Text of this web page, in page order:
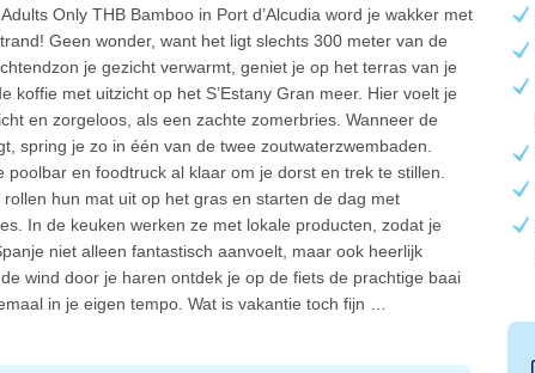
Only THB Bamboo in Port d’Alcudia word je wakker met
Geen wonder, want het ligt slechts 300 meter van de
je gezicht verwarmt, geniet je op het terras van je
koffie met uitzicht op het S’Estany Gran meer. Hier voelt je
en zorgeloos, als een zachte zomerbries. Wanneer de
spring je zo in één van de twee zoutwaterzwembaden.
poolbar en foodtruck al klaar om je dorst en trek te stillen.
rollen hun mat uit op het gras en starten de dag met
In de keuken werken ze met lokale producten, zodat je
niet alleen fantastisch aanvoelt, maar ook heerlijk
wind door je haren ontdek je op de fiets de prachtige baai
in je eigen tempo. Wat is vakantie toch fijn …